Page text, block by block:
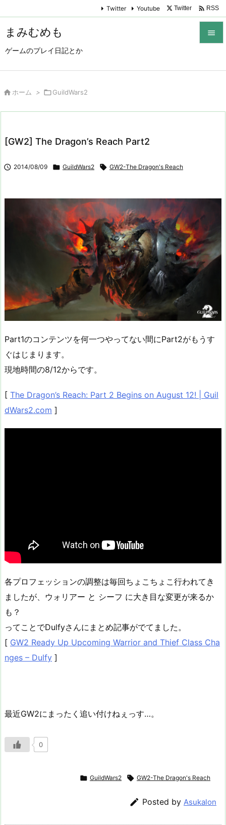
まみむめも
ゲームのプレイ日記とか

Twitter Youtube Twitter  RSS
 ホーム > GuildWars2
[GW2] The Dragon’s Reach Part2
 2014/08/09  GuildWars2  GW2-The Dragon's Reach
Part1のコンテンツを何一つやってない間にPart2がもうす
ぐはじまります。
現地時間の8/12からです。
[ The Dragon’s Reach: Part 2 Begins on August 12! | Guil
dWars2.com ]
各プロフェッションの調整は毎回ちょこちょこ行われてき
ましたが、ウォリアー と シーフ に大き目な変更が来るか
も？
ってことでDulfyさんにまとめ記事がでてました。
[ GW2 Ready Up Upcoming Warrior and Thief Class Cha
nges – Dulfy ]
最近GW2にまったく追い付けねぇっす…。
0
 GuildWars2  GW2-The Dragon's Reach
 Posted by Asukalon